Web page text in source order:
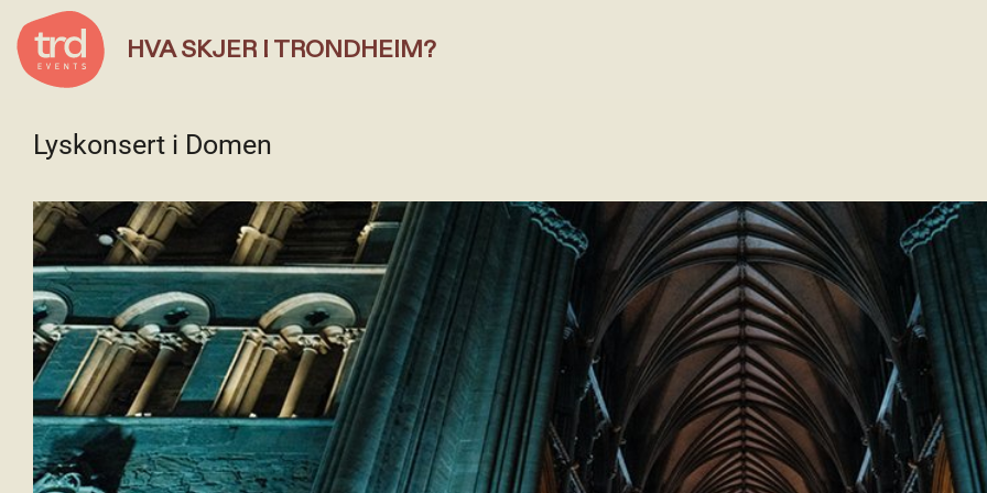
HVA SKJER I TRONDHEIM?
Lyskonsert i Domen